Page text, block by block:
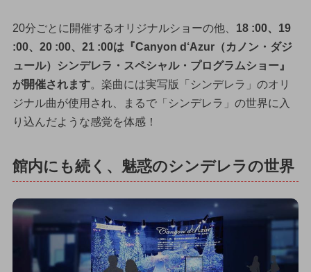
20分ごとに開催するオリジナルショーの他、 18 :00、19
:00、20 :00、21 :00は『Canyon d‘Azur（カノン・ダジ
ュール）シンデレラ・スペシャル・プログラムショー』
が開催されます。楽曲には実写版「シンデレラ」のオリ
ジナル曲が使用され、まるで「シンデレラ」の世界に入
り込んだような感覚を体感！
館内にも続く、魅惑のシンデレラの世界